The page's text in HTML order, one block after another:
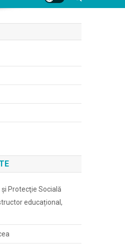
Protecţie Socială
educațional,